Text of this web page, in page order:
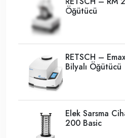
Öğütücü
RETSCH –
Bilyalı Öğütücü
Elek Sarsma
200 Basic